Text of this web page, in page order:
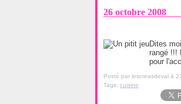
26 octobre 2008
Dites
rangé !!!
pour
Posté par lescreasdeval à
Tags: cuisine